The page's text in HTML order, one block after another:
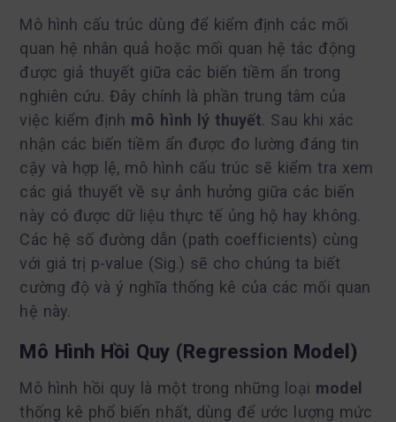
Mô hình cấu trúc dùng để kiểm định các mối
quan hệ nhân quả hoặc mối quan hệ tác động
được giả thuyết giữa các biến tiềm ẩn trong
nghiên cứu. Đây chính là phần trung tâm của
việc kiểm định mô hình lý thuyết. Sau khi xác
nhận các biến tiềm ẩn được đo lường đáng tin
cậy và hợp lệ, mô hình cấu trúc sẽ kiểm tra xem
các giả thuyết về sự ảnh hưởng giữa các biến
này có được dữ liệu thực tế ủng hộ hay không.
Các hệ số đường dẫn (path coefficients) cùng
với giá trị p-value (Sig.) sẽ cho chúng ta biết
cường độ và ý nghĩa thống kê của các mối quan
hệ này.
Mô Hình Hồi Quy (Regression Model)
Mô hình hồi quy là một trong những loại model
thống kê phổ biến nhất, dùng để ước lượng mức